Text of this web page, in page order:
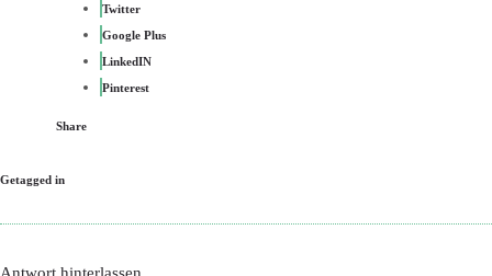
Twitter
Google Plus
LinkedIN
Pinterest
Share
Getagged in
Antwort hinterlassen